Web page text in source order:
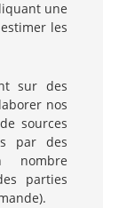
une
les
sur des
nos
sources
par des
nombre
parties